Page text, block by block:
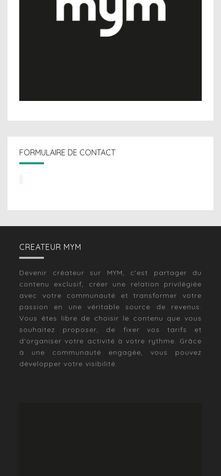
FORMULAIRE DE CONTACT
CREATEUR MYM
Devenir créateur sur MYM, c'est partager du
contenu exclusif, créer une relation privilégiée
avec votre communauté et transformer votre
passion en une véritable source de revenus.
Vous êtes libre de choisir le contenu que vous
souhaitez proposer, de fixer vos tarifs et
d'organiser votre activité à votre rythme. Grâce
à une communauté engagée, vous pouvez
développer votre visibilité.